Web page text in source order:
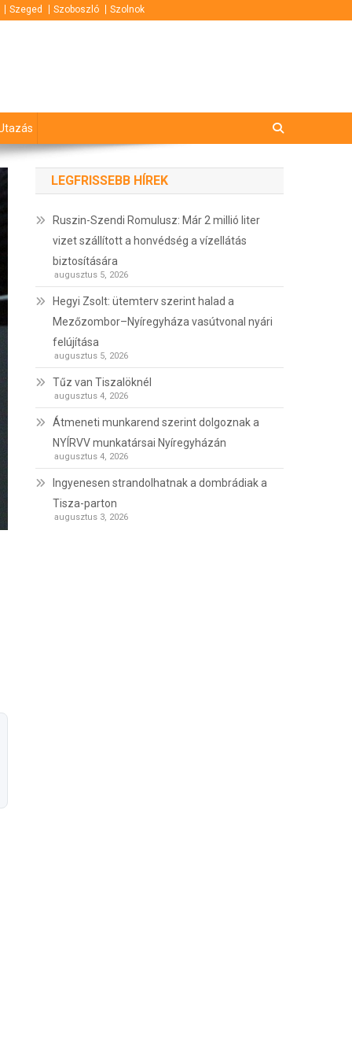
Szeged Szoboszló Szolnok
LEGFRISSEBB HÍREK
Ruszin-Szendi Romulusz: Már 2 millió liter
vizet szállított a honvédség a vízellátás
biztosítására
augusztus 5, 2026
Hegyi Zsolt: ütemterv szerint halad a
Mezőzombor–Nyíregyháza vasútvonal nyári
felújítása
augusztus 5, 2026
Tűz van Tiszalöknél
augusztus 4, 2026
Átmeneti munkarend szerint dolgoznak a
NYÍRVV munkatársai Nyíregyházán
augusztus 4, 2026
Ingyenesen strandolhatnak a dombrádiak a
Tisza-parton
augusztus 3, 2026